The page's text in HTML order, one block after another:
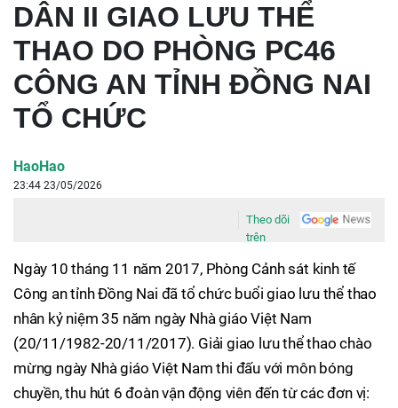
DÂN II GIAO LƯU THỂ
THAO DO PHÒNG PC46
CÔNG AN TỈNH ĐỒNG NAI
TỔ CHỨC
HaoHao
23:44 23/05/2026
Theo dõi
trên
Ngày 10 tháng 11 năm 2017, Phòng Cảnh sát kinh tế
Công an tỉnh Đồng Nai đã tổ chức buổi giao lưu thể thao
nhân kỷ niệm 35 năm ngày Nhà giáo Việt Nam
(20/11/1982-20/11/2017). Giải giao lưu thể thao chào
mừng ngày Nhà giáo Việt Nam thi đấu với môn bóng
chuyền, thu hút 6 đoàn vận động viên đến từ các đơn vị: